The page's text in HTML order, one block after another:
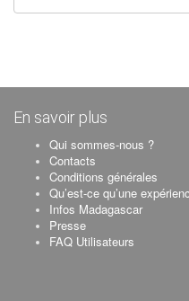
En savoir plus
Qui sommes-nous ?
Contacts
Conditions générales
Qu’est-ce qu’une
Infos Madagascar
Presse
FAQ Utilisateurs